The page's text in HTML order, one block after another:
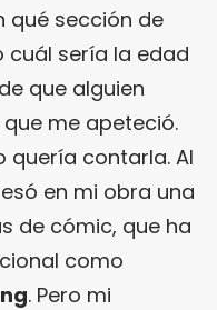
qué sección de
cuál sería la edad
que alguien
me apeteció.
quería contarla. Al
en mi obra una
de cómic, que ha
como
. Pero mi